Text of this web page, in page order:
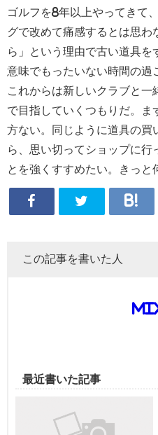
ゴルフを8年以上やってきて
グで改めて痛感するとは思わ
ら」という理由で古い道具を
意味でもったいない時間の過
これからは新しいクラブと
で目指していくつもりだ。ま
方ない。同じように道具の買
ら、思い切ってショップに行
とを強くすすめたい。きっと
この記事を書いた人
最近書いた記事